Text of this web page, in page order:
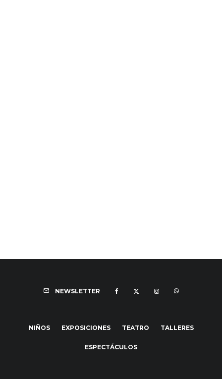
NEWSLETTER
NIÑOS EXPOSICIONES TEATRO TALLERES
ESPECTÁCULOS